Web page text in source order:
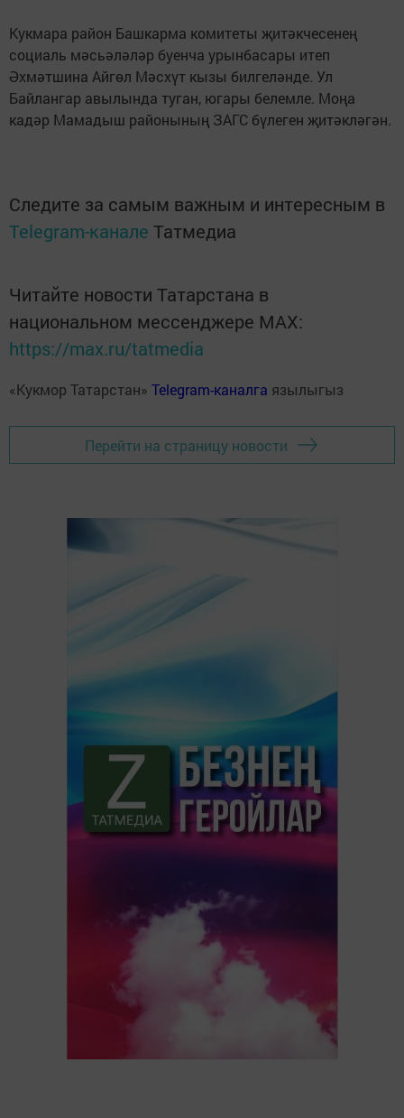
Кукмара район Башкарма комитеты җитәкчесенең
социаль мәсьәләләр буенча урынбасары итеп
Әхмәтшина Айгөл Мәсхүт кызы билгеләнде. Ул
Байлангар авылында туган, югары белемле. Моңа
кадәр Мамадыш районының ЗАГС бүлеген җитәкләгән.
Следите за самым важным и интересным в
Telegram-канале Татмедиа
Читайте новости Татарстана в
национальном мессенджере MАХ:
https://max.ru/tatmedia
«Кукмор Татарстан» Telegram-каналга язылыгыз
Перейти на страницу новости